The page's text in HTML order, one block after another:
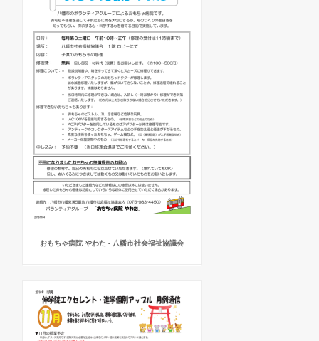
おもちゃ病院 やわた - 八幡市社会福祉協議会